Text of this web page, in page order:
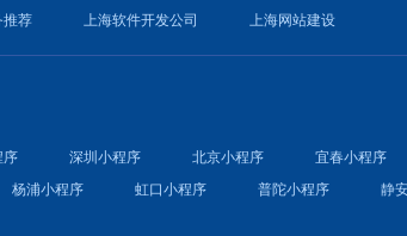
推荐 上海软件开发公司 上海网站建设
序 深圳小程序 北京小程序 宜春小程序
杨浦小程序 虹口小程序 普陀小程序
静